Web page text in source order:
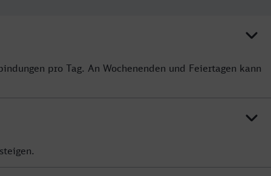
pro Tag. An Wochenenden und Feiertagen kann